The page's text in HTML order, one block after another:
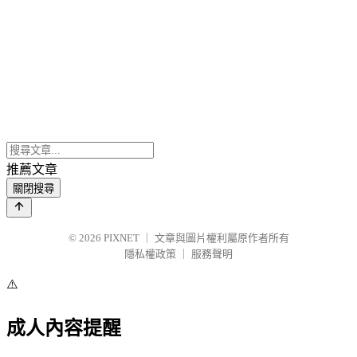
推薦文章
關閉搜尋
© 2026 PIXNET
文章與圖片權利屬原作者所有
隱私權政策
服務聲明
⚠️
成人內容提醒